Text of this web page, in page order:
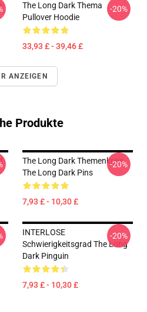
The Long Dark Thema
Pullover Hoodie
33,93 £ - 39,46 £
-20%
ANZEIGEN
Produkte
The Long Dark Themenkreis
The Long Dark Pins
7,93 £ - 10,30 £
-20%
INTERLOSE
Schwierigkeitsgrad The Long
Dark Pinguin
7,93 £ - 10,30 £
-20%